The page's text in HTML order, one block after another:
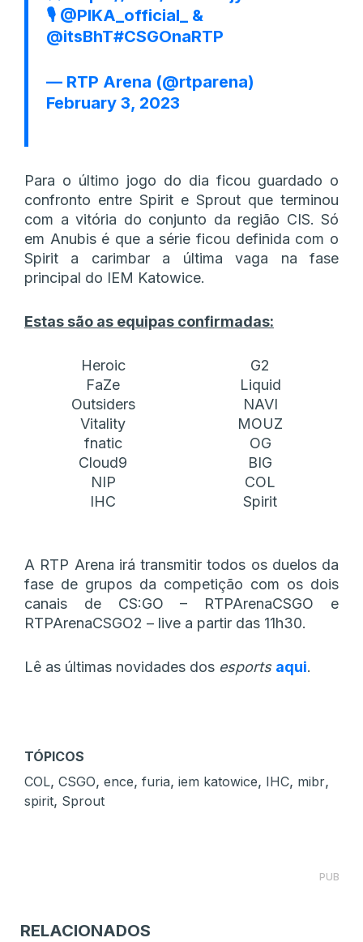
🎙️ @PIKA_official_
&
@itsBhT#CSGOnaRTP
— RTP Arena (@rtparena)
February 3, 2023
Para o último jogo do dia ficou guardado o
confronto entre Spirit e Sprout que terminou
com a vitória do conjunto da região CIS. Só
em Anubis é que a série ficou definida com o
Spirit a carimbar a última vaga na fase
principal do IEM Katowice.
Estas são as equipas confirmadas:
Heroic
G2
FaZe
Liquid
Outsiders
NAVI
Vitality
MOUZ
fnatic
OG
Cloud9
BIG
NIP
COL
IHC
Spirit
A RTP Arena irá transmitir todos os duelos da
fase de grupos da competição com os dois
canais de CS:GO – RTPArenaCSGO e
RTPArenaCSGO2 – live a partir das 11h30.
Lê as últimas novidades dos esports aqui.
TÓPICOS
COL, CSGO, ence, furia, iem katowice, IHC, mibr,
spirit, Sprout
PUB
RELACIONADOS